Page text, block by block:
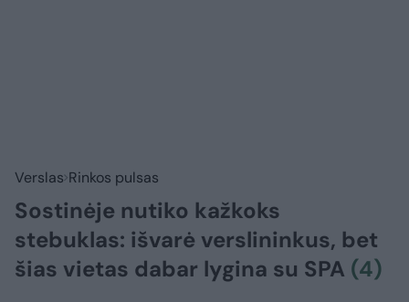
Verslas Rinkos pulsas
Sostinėje nutiko kažkoks
stebuklas: išvarė verslininkus, bet
šias vietas dabar lygina su SPA (4)